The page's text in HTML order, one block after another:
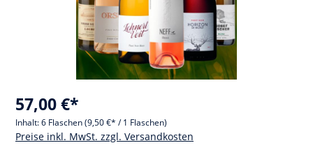
57,00 €*
Inhalt:6 Flaschen(9,50 €* / 1 Flaschen)
Preise inkl. MwSt. zzgl. Versandkosten